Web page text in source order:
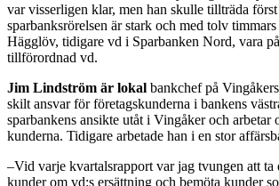
var visserligen klar, men han skulle tillträda
sparbanksrörelsen är stark och med tolv
Hägglöv, tidigare vd i Spar­banken Nord, vara
tillförordnad vd.
Jim Lindström är lokal bankchef på
skilt ansvar för företagskunderna i bankens
sparbankens ansikte utåt i Ving­åker och arbetar
kunderna. Tidigare arbetade han i en stor
–Vid varje kvartalsrapport var jag tvungen att ta
kunder om vd:s ersättning och bemöta kunder